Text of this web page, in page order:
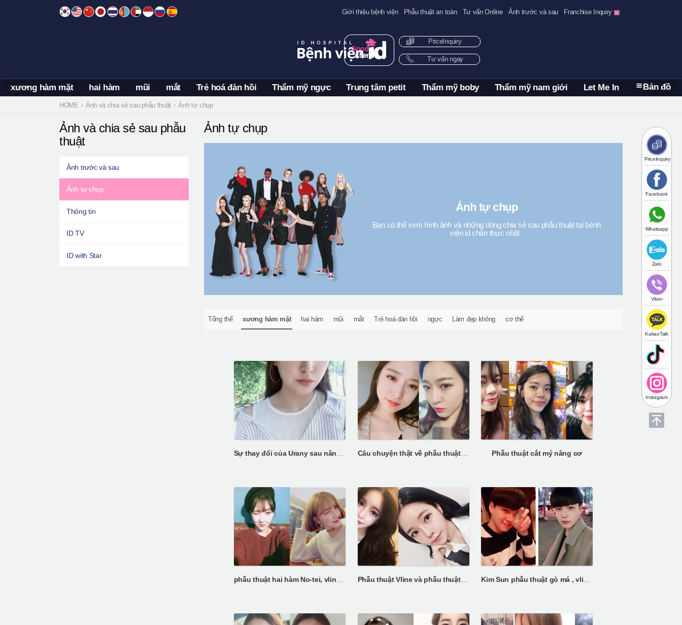
Giới thiệu bệnh viện Phẫu thuật an toàn Tư vấn Online Ảnh trước và sau Franchise Inquiry
xương hàm mặt hai hàm mũi mắt Trẻ hoá đàn hồi Thẩm mỹ ngực Trung tâm petit Thẩm mỹ boby Thẩm mỹ nam giới Let Me In Bản đồ
PriceInquiry
Tư vấn ngay
PriceInquiry
Facebook
Whatsapp
Zalo
Viber
KakaoTalk
Instagram
HOME Ảnh và chia sẻ sau phẫu thuật Ảnh tự chụp
Ảnh tự chụp
Ảnh tự chụp
Bạn có thể xem hình ảnh và những dòng chia sẻ sau phẫu thuật tại bệnh
viện id chân thực nhất .
Tổng thể xương hàm mặt hai hàm mũi mắt Trẻ hoá đàn hồi ngực Làm đẹp không cơ thể
Câu chuyện thật về phẫu thuật V-line của Alisa’s Phẫu thuật cắt mý nâng cơ
Phẫu thuật Vline và phẫu thuật mắt
Ảnh và chia sẻ sau phẫu
thuật
Ảnh trước và sau
Ảnh tự chụp
Thông tin
ID TV
ID with Star